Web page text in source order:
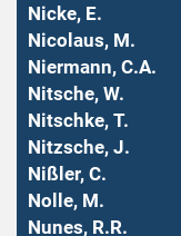
Nicke, E.
Nicolaus, M.
Niermann, C.A.
Nitsche, W.
Nitschke, T.
Nitzsche, J.
Nißler, C.
Nolle, M.
Nunes, R.R.